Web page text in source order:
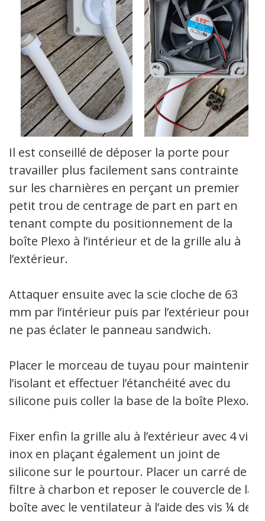
Il est conseillé de déposer la porte pour
travailler plus facilement sans contrainte
sur les charnières en perçant un premier
petit trou de centrage de part en part en
tenant compte du positionnement de la
boîte Plexo à l’intérieur et de la grille alu à
l’extérieur.
Attaquer ensuite avec la scie cloche de 63
mm par l’intérieur puis par l’extérieur pour
ne pas éclater le panneau sandwich.
Placer le morceau de tuyau pour maintenir
l’isolant et effectuer l’étanchéité avec du
silicone puis coller la base de la boîte Plexo.
Fixer enfin la grille alu à l’extérieur avec 4 vis
inox en plaçant également un joint de
silicone sur le pourtour. Placer un carré de
filtre à charbon et reposer le couvercle de la
boîte avec le ventilateur à l’aide des vis ¼ de